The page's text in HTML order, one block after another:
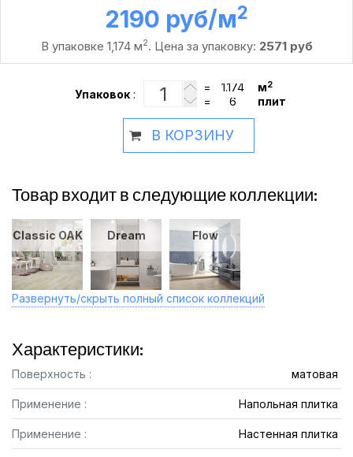
2190 руб /м2
В упаковке 1,174 м2. Цена за упаковку: 2571 руб
Упаковок :
= м2
= плит
В КОРЗИНУ
Товар входит в следующие коллекции:
Classic OAK Dream Flow
Развернуть/скрыть полный список коллекций
Характеристики:
Поверхность : матовая
Применение : Напольная плитка
Применение : Настенная плитка